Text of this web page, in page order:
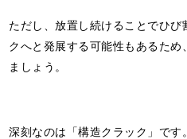
ただし、放置し続けることでひび
クへと発展する可能性もあるた
ましょう。
深刻なのは「構造クラック」です。